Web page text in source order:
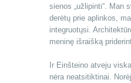
sienos „užlipinti“. Man
derėtų prie aplinkos,
integruotųsi.
meninę išraišką
Ir Einšteino atveju
nėra neatsitiktinai.